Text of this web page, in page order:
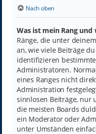
Nach oben
Was ist mein Rang
Ränge, die unter
an, wie viele Beiträge
identifizieren
Administratoren.
eines Ranges nicht
Administration
sinnlosen Beiträge, nur
die meisten Boards
ein Moderator oder
unter Umständen